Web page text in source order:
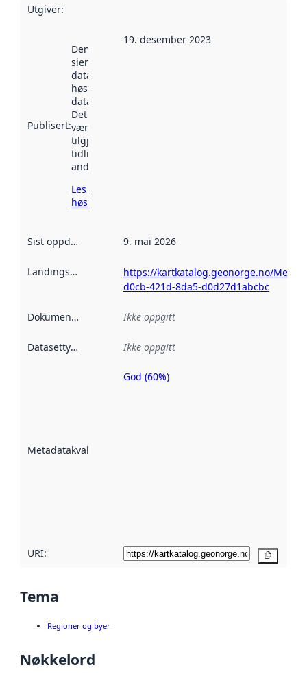
Utgiver:
Publisert:
Denne datoen
sier når
datasettet ble
høstet av
data.norge.no.
Det kan ha
vært
tilgjengelig
tidligere
andre steder.
Les mer om
høsting her
19. desember 2023
Sist oppdatert 9. mai 2026
Landingsside
https://kartkatalog.geonorge.no/
d0cb-421d-8da5-d0d27d1abcbc
Dokumentasjon Ikke oppgitt
Datasettype Ikke oppgitt
Metadatakvalitet
Metadatakvalitet
God (60%)
URI:
Tema
Regioner og byer
Nøkkelord